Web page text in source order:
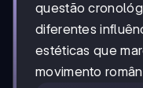
questão
diferentes
estéticas que
movimento